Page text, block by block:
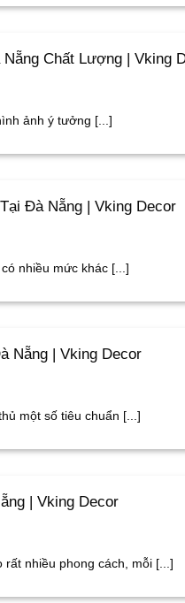
Chất Lượng | Vking
ảnh ý tưởng [...]
Đà Nẵng | Vking Decor
nhiều mức khác [...]
Nẵng | Vking Decor
một số tiêu chuẩn [...]
| Vking Decor
nhiều phong cách, mỗi [...]